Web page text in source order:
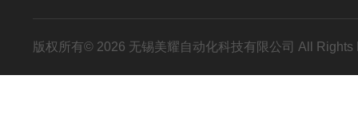
版权所有© 2026 无锡美耀自动化科技有限公司 All